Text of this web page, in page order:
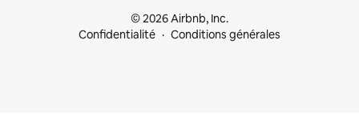
© 2026 Airbnb, Inc.
Confidentialité
Conditions générales